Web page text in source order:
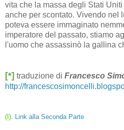
vita che la massa degli Stati
anche per scontato. Vivendo nel
poteva essere immaginato
imperatore del passato, stiamo
l'uomo che assassinò la gallina
[*] traduzione di Francesco
http://
(I). Link alla Seconda Parte